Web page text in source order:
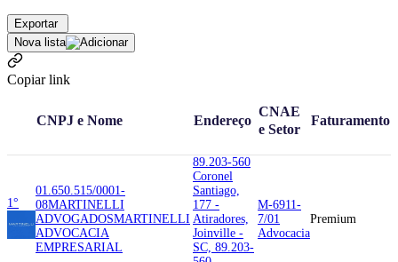
Exportar
Nova lista
Copiar link
CNPJ e Nome Endereço
CNAE
e Setor
Faturamento
1°
01.650.515/0001-
08MARTINELLI
ADVOGADOSMARTINELLI
ADVOCACIA
EMPRESARIAL
89.203-560
Coronel
Santiago,
177 -
Atiradores,
Joinville -
SC, 89.203-
M-6911-
7/01
Advocacia
Premium